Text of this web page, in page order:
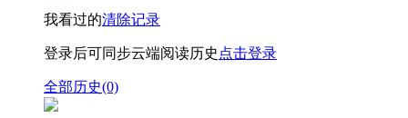
我看过的清除记录
登录后可同步云端阅读历史 点击登录
全部历史(0)